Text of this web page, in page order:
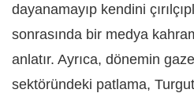
dayanamayıp kendini
sonrasında bir medya
anlatır. Ayrıca, dönemin
sektöründeki patlama, Turgut